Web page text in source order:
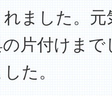
れました。
片付けま
た。